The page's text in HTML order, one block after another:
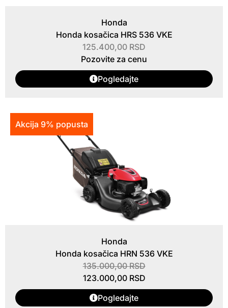
Honda
Honda kosačica HRS 536 VKE
125.400,00 RSD
Pozovite za cenu
Pogledajte
Akcija 9% popusta
Honda
Honda kosačica HRN 536 VKE
135.000,00RSD
123.000,00 RSD
Pogledajte